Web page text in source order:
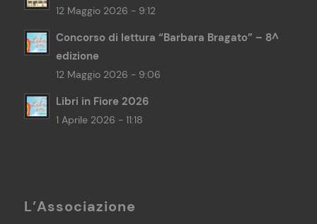
12 Maggio 2026 - 9:12
Concorso di lettura “Barbara Bragato” – 8^
edizione
12 Maggio 2026 - 9:06
Libri in Fiore 2026
1 Aprile 2026 - 11:18
L’Associazione